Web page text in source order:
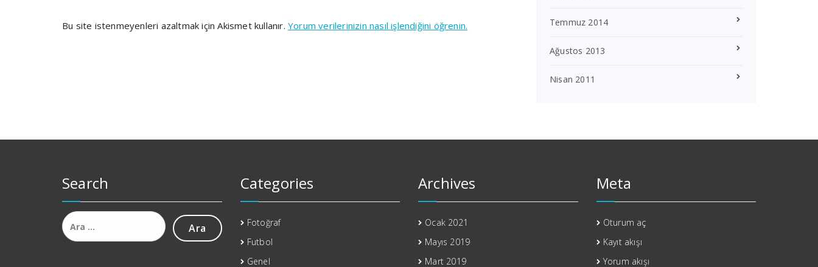
Bu site istenmeyenleri azaltmak için Akismet kullanır.Yorum verilerinizin nasıl işlendiğini öğrenin. Temmuz 2014
Ağustos 2013
Nisan 2011
Search
Arama:
Categories
Fotoğraf
Futbol
Genel
Archives
Ocak 2021
Mayıs 2019
Mart 2019
Meta
Oturum aç
Kayıt akışı
Yorum akışı